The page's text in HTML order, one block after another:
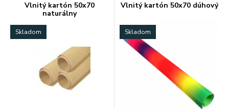
Vlnitý kartón 50x70
naturálny
Skladom
Vlnitý kartón 50x70 dúhový
Skladom